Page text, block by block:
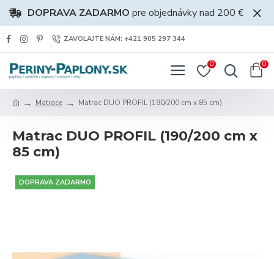
DOPRAVA ZADARMO pre objednávky nad 200 €
ZAVOLAJTE NÁM: +421 905 297 344
0 0
Matrace Matrac DUO PROFIL (190/200 cm x 85 cm)
Matrac DUO PROFIL (190/200 cm x
85 cm)
DOPRAVA ZADARMO